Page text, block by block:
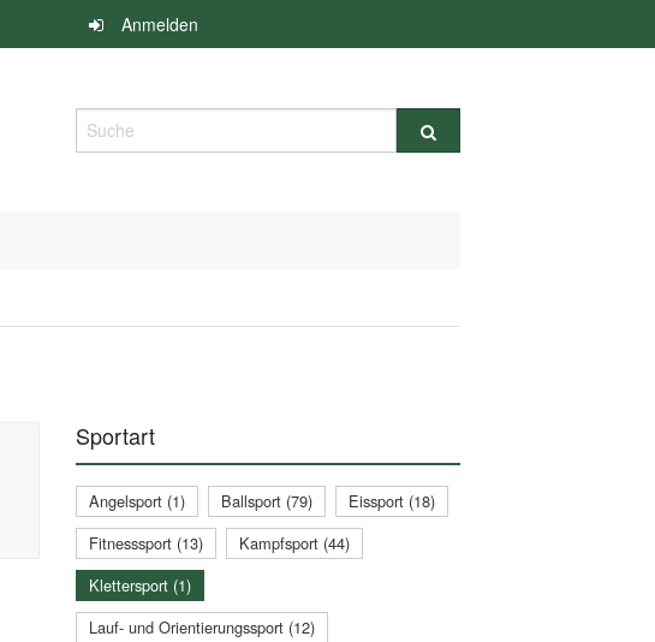
Anmelden
Suche
Sportart
Angelsport (1) Ballsport (79)
Eissport (18)
Fitnesssport (13)
Kampfsport (44)
Klettersport (1)
Lauf- und Orientierungssport (12)